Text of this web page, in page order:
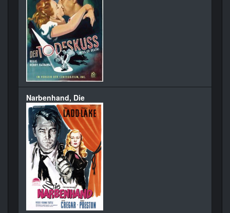
Narbenhand, Die